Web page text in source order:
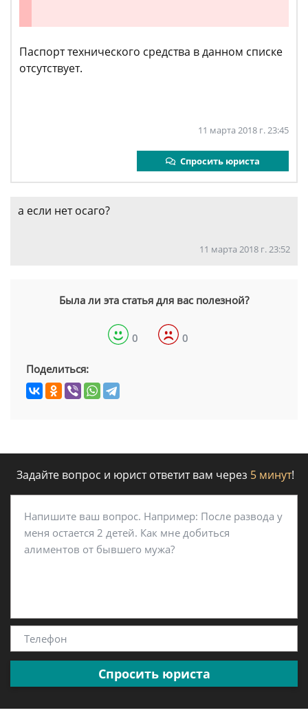
Паспорт технического средства в данном списке
отсутствует.
11 марта 2018 г. 23:45
Спросить юриста
а если нет осаго?
11 марта 2018 г. 23:52
Была ли эта статья для вас полезной?
0 0
Поделиться:
Задайте вопрос и юрист ответит вам через 5 минут!
Спросить юриста